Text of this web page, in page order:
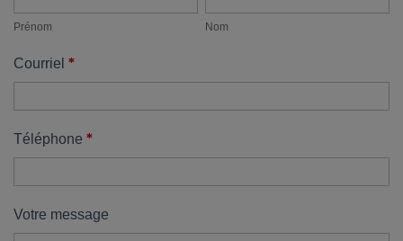
propriétaire
UNE
DÉCISION
!
de
démarrage
:
Prénom Nom
Courriel *
Téléphone *
Votre message